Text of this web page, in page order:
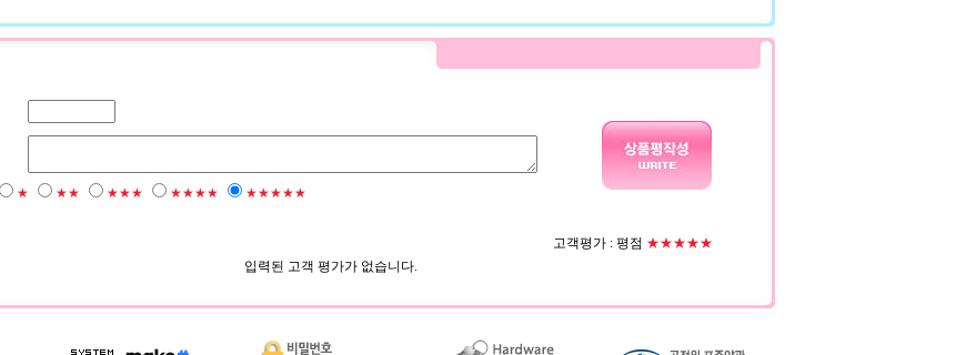
★ ★★ ★★★ ★★★★ ★★★★★
고객평가 : 평점 ★★★★★
입력된 고객 평가가 없습니다.